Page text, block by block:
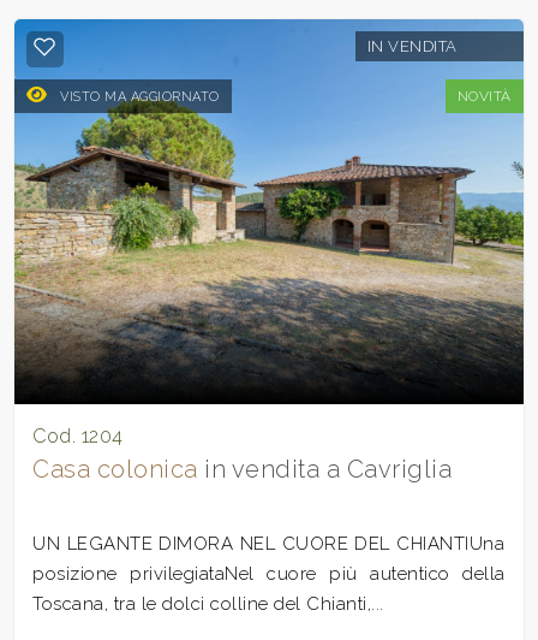
IN VENDITA
VISTO MA AGGIORNATO NOVITÀ
Cod. 1204
Casa colonica in vendita a Cavriglia
UN LEGANTE DIMORA NEL CUORE DEL CHIANTIUna
posizione privilegiataNel cuore più autentico della
Toscana, tra le dolci colline del Chianti,...